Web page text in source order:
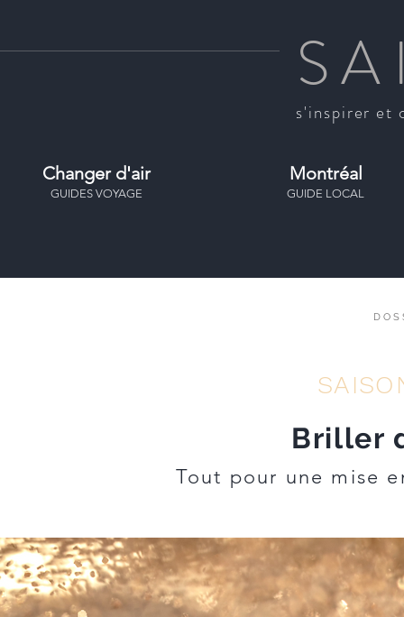
s'inspirer et
Changer d'air Montréal
GUIDE LOCAL
GUIDES VOYAGE
Briller
Tout pour une mise